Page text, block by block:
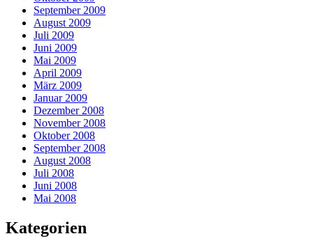
September 2009
August 2009
Juli 2009
Juni 2009
Mai 2009
April 2009
März 2009
Januar 2009
Dezember 2008
November 2008
Oktober 2008
September 2008
August 2008
Juli 2008
Juni 2008
Mai 2008
Kategorien